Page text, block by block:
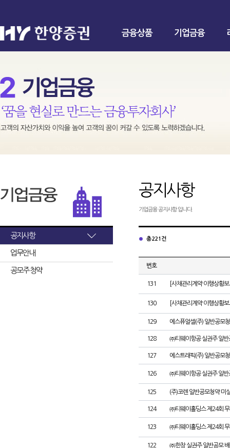
금융상품 기업금융
공지사항
업무안내
공모주 청약
공지사항
기업금융 공지사항 입니다.
총 221건
번호
131 [사채관리계약 이행상황
130 [사채관리계약 이행상황
129 에스퓨얼셀(주) 일반공모
128 ㈜티웨이항공 실권주 일반
127 에스트래픽(주) 일반공모
126 ㈜티웨이항공 실권주 일반
125 (주)코렌 일반공모청약 미
124 ㈜티웨이홀딩스 제24회
123 ㈜티웨이홀딩스 제24회
122 ㈜한창 실권주 일반공모